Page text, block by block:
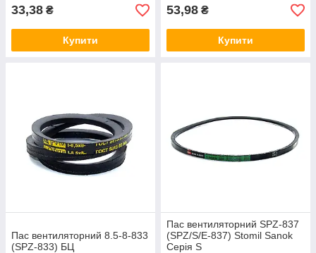
33,38 ₴
Купити
53,98 ₴
Купити
Пас вентиляторний 8.5-8-833
(SPZ-833) БЦ
Пас вентиляторний SPZ-837
(SPZ/S/E-837) Stomil Sanok
Серія S